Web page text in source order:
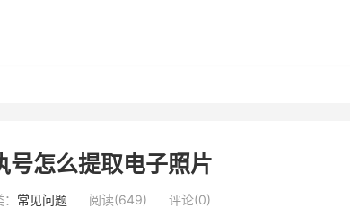
号怎么提取电子照片
常见问题 阅读(649) 评论(0)